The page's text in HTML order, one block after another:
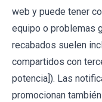
web y puede tener
equipo o problemas
recabados suelen
compartidos con
potencia]). Las
promocionan